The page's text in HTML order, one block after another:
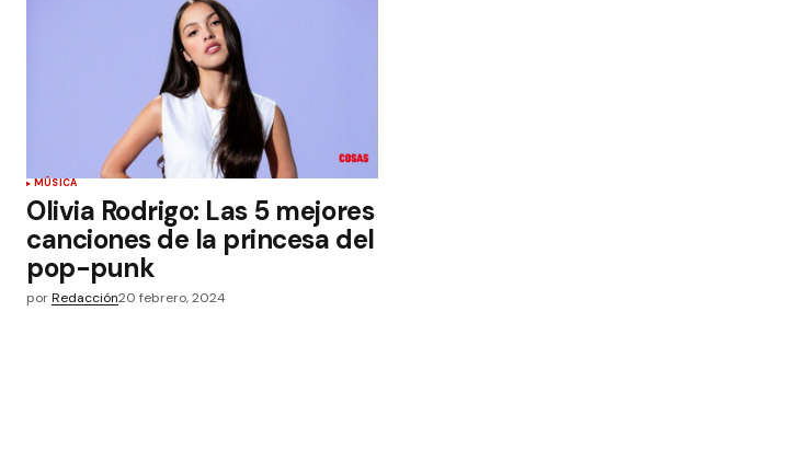
MÚSICA
Olivia Rodrigo: Las 5 mejores
canciones de la princesa del
pop-punk
porRedacción20 febrero, 2024